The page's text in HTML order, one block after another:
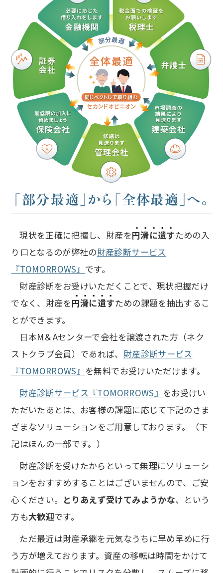
現状を正確に把握し、財産を円滑に遺すための入
り口となるのが弊社の財産診断サービス
『TOMORROWS』 です。
財産診断をお受けいただくことで、現状把握だけ
でなく、財産を円滑に遺すための課題を抽出するこ
とができます。
日本М＆Aセンターで会社を譲渡された方（ネク
ストクラブ会員）であれば、 財産診断サービス
『TOMORROWS』 を無料でお受けいただけます。
財産診断サービス『TOMORROWS』 をお受けい
ただいたあとは、お客様の課題に応じて下記のさま
ざまなソリューションをご用意しております。（下
記はほんの一部です。）
財産診断を受けたからといって無理にソリューシ
ョンをおすすめすることはございませんので、ご安
心ください。 とりあえず受けてみようかな、という
方も大歓迎です。
ただ最近は財産承継を元気なうちに早め早めに行
う方が増えております。資産の移転は時間をかけて